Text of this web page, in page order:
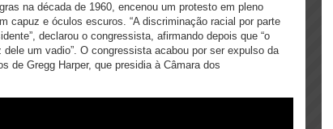
na década de 1960, encenou um protesto em pleno
capuz e óculos escuros. “A discriminação racial por parte
declarou o congressista, afirmando depois que “o
um vadio”. O congressista acabou por ser expulso da
de Gregg Harper, que presidia à Câmara dos